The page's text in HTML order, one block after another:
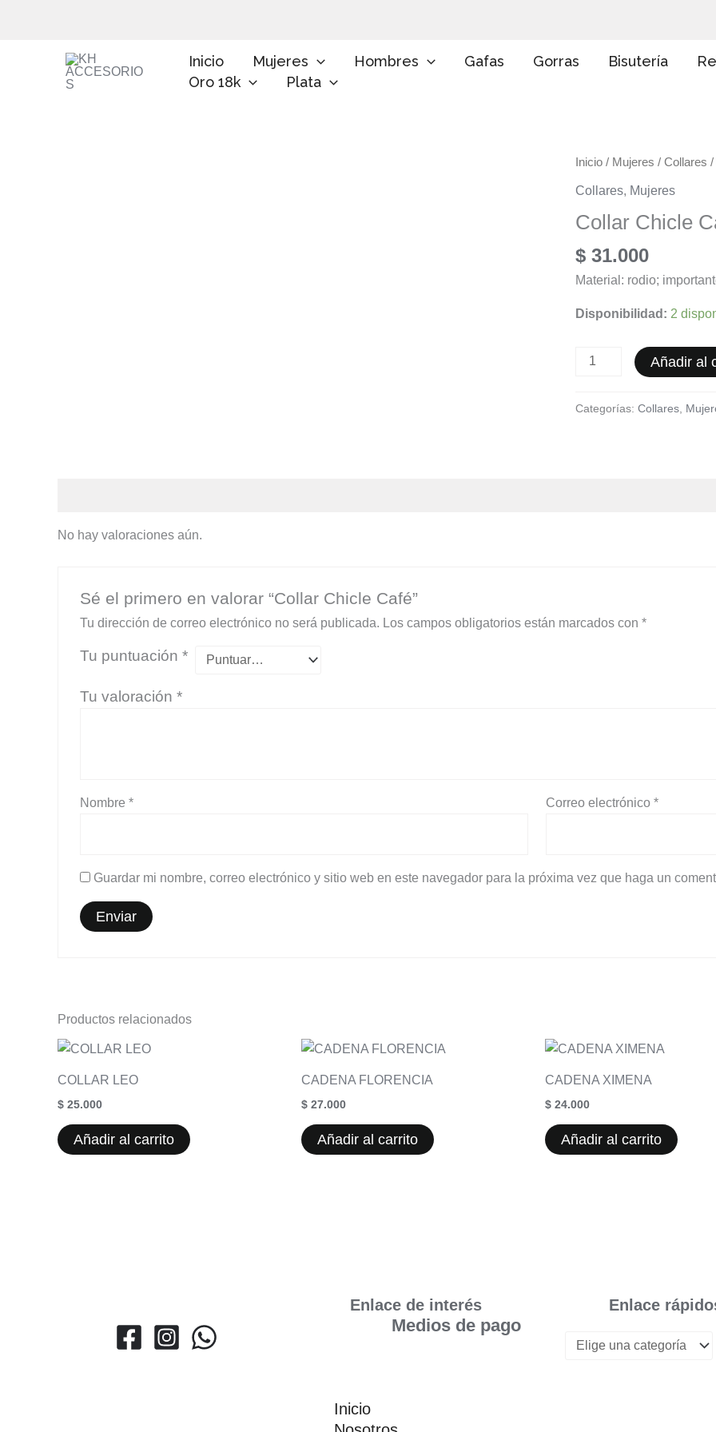
Inicio Mujeres Hombres Gafas Gorras Bisutería
Oro 18k
Plata
Inicio / Mujeres / Collares /
Collares, Mujeres
Collar Chicle
$ 31.000
Material: rodio;
Disponibilidad: 2
Collar
cantidad
Añadir al
Categorías: Collares
No hay valoraciones aún.
Sé el primero en valorar “Collar Chicle Café”
Tu dirección de correo electrónico no será publicada. Los campos obligatorios están marcados con *
Tu puntuación *
Tu valoración *
Nombre * Correo electrónico*
Guardar mi nombre, correo electrónico y sitio web en este navegador para la próxima vez que haga un
Productos relacionados
COLLAR LEO
$ 25.000
Añadir al carrito
CADENA FLORENCIA
$ 27.000
Añadir al carrito
CADENA XIMENA
$ 24.000
Añadir al carrito
Enlace de interés
Medios de pago
Inicio
Enlace
g
e